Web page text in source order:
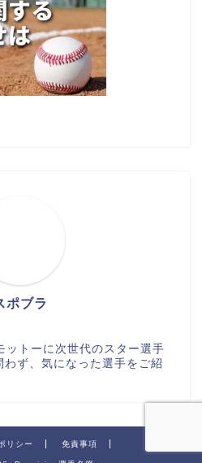
ポブラ
トーに次世代のスター選手
ず、気になった選手をご紹
リシー 免責事項